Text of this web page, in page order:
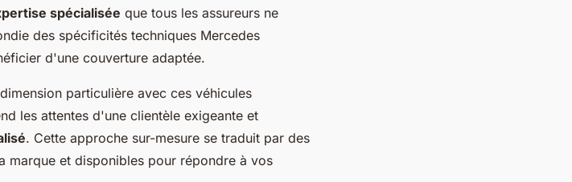
spécialisée que tous les assureurs ne
des spécificités techniques Mercedes
d'une couverture adaptée.
particulière avec ces véhicules
les attentes d'une clientèle exigeante et
. Cette approche sur-mesure se traduit par des
marque et disponibles pour répondre à vos